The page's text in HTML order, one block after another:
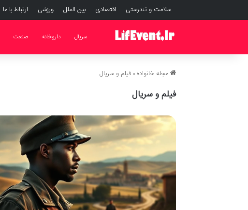
سلامت و تندرستی اقتصادی بین الملل ورزشی ارتباط با ما
سریال داروخانه صنعت
مجله خانواده» فیلم و سریال
فیلم و سریال